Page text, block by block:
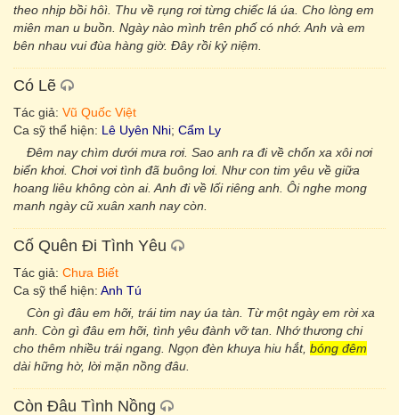
theo nhịp bồi hôì. Thu về rụng rơi từng chiếc lá úa. Cho lòng em
miên man u buồn. Ngày nào mình trên phố có nhớ. Anh và em
bên nhau vui đùa hàng giờ. Đây rồi kỷ niệm.
Có Lẽ
Tác giả: Vũ Quốc Việt
Ca sỹ thể hiện: Lê Uyên Nhi; Cẩm Ly
Ðêm nay chìm dưới mưa rơi. Sao anh ra đi về chốn xa xôi nơi
biển khơi. Chơi vơi tình đã buông lơi. Như con tim yêu về giữa
hoang liêu không còn ai. Anh đi về lối riêng anh. Ôi nghe mong
manh ngày cũ xuân xanh nay còn.
Cố Quên Đi Tình Yêu
Tác giả: Chưa Biết
Ca sỹ thể hiện: Anh Tú
Còn gì đâu em hỡi, trái tim nay úa tàn. Từ một ngày em rời xa
anh. Còn gì đâu em hỡi, tình yêu đành vỡ tan. Nhớ thương chi
cho thêm nhiều trái ngang. Ngọn đèn khuya hiu hắt, bóng đêm
dài hững hờ, lời mặn nồng đâu.
Còn Đâu Tình Nồng